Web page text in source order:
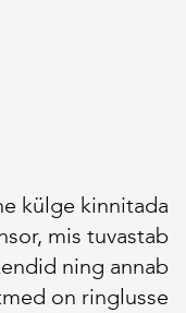
külge kinnitada
mis tuvastab
ning annab
on ringlusse